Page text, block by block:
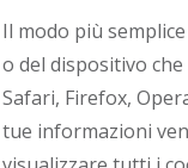
Il modo più
o del dispositivo
Safari, Firefox,
tue informazioni